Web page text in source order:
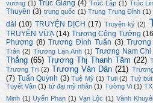
vương (1) Trúc Giang (4) Trúc Lập (1) Trúc
Thuyên (3) trung quốc (1) Trung Trung Đỉnh (1)
dài (10) TRUYỆN DỊCH (17) Truyện ký (2)
TRUYỆN VỪA (14) Trương Công Tưởng
Phượng (8) Trương Đình Tuấn (3) Trương
Trân (2) Trương Lan Anh (1) Trương Nam Chi
Thắng (65) Trương Thị Thanh Tâm (22)
Trương Tri (2) Trương Văn Dân (21)
(7) Tuấn Quỳnh (3) Tuệ Mỹ (1) Tuti (2) Tuỳ bút
Tuyết Vân (1) tứ đại mỹ nhân (1) Tường Vi (1) TX
Minh (1) Uyển Phan (1) Vạn Lộc (1) Vành